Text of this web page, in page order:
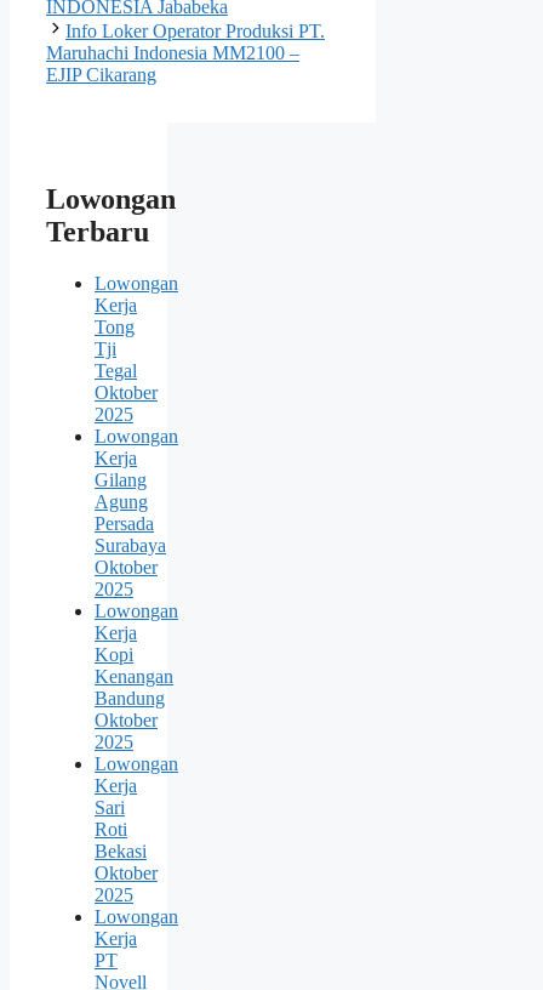
INDONESIA Jababeka
Info Loker Operator Produksi PT.
Maruhachi Indonesia MM2100 –
EJIP Cikarang
Lowongan
Terbaru
Lowongan
Kerja
Tong
Tji
Tegal
Oktober
2025
Lowongan
Kerja
Gilang
Agung
Persada
Surabaya
Oktober
2025
Lowongan
Kerja
Kopi
Kenangan
Bandung
Oktober
2025
Lowongan
Kerja
Sari
Roti
Bekasi
Oktober
2025
Lowongan
Kerja
PT
Novell